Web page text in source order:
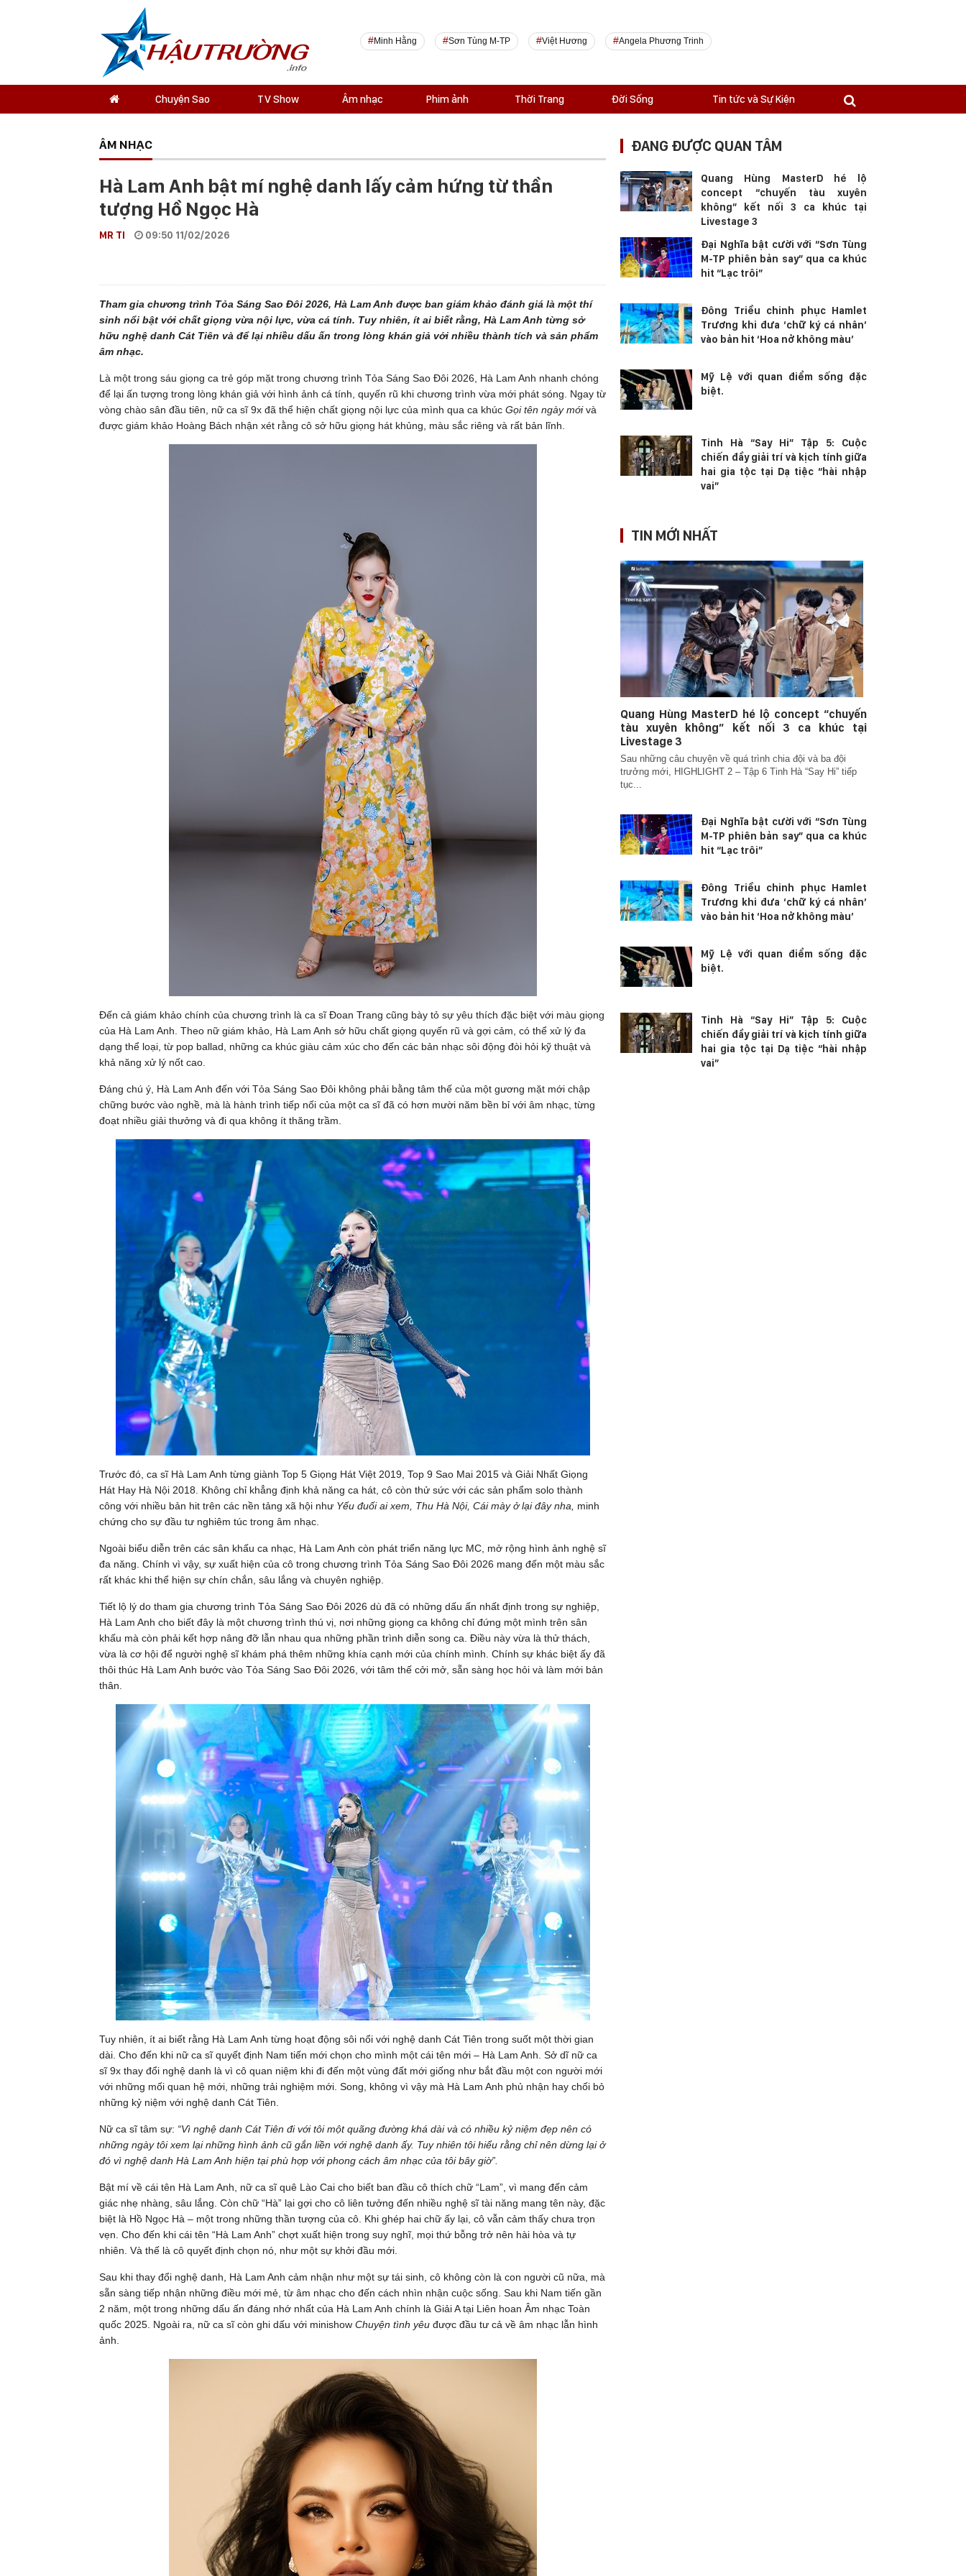
Minh Hằng Sơn Tùng M-TP Việt Hương Angela Phương Trinh
Chuyện Sao TV Show Âm nhạc Phim ảnh Thời Trang Đời Sống Tin tức và Sự Kiện
ÂM NHẠC
Hà Lam Anh bật mí nghệ danh lấy cảm hứng từ thần
tượng Hồ Ngọc Hà
MR TI 09:50 11/02/2026
Tham gia chương trình Tỏa Sáng Sao Đôi 2026, Hà Lam Anh được ban giám khảo đánh giá là một thí
sinh nổi bật với chất giọng vừa nội lực, vừa cá tính. Tuy nhiên, ít ai biết rằng, Hà Lam Anh từng sở
hữu nghệ danh Cát Tiên và để lại nhiều dấu ấn trong lòng khán giả với nhiều thành tích và sản phẩm
âm nhạc.
Là một trong sáu giọng ca trẻ góp mặt trong chương trình Tỏa Sáng Sao Đôi 2026, Hà Lam Anh nhanh chóng
để lại ấn tượng trong lòng khán giả với hình ảnh cá tính, quyến rũ khi chương trình vừa mới phát sóng. Ngay từ
vòng chào sân đầu tiên, nữ ca sĩ 9x đã thể hiện chất giọng nội lực của mình qua ca khúc Gọi tên ngày mớivà
được giám khảo Hoàng Bách nhận xét rằng cô sở hữu giọng hát khủng, màu sắc riêng và rất bản lĩnh.
Đến cả giám khảo chính của chương trình là ca sĩ Đoan Trang cũng bày tỏ sự yêu thích đặc biệt với màu giọng
của Hà Lam Anh. Theo nữ giám khảo, Hà Lam Anh sở hữu chất giọng quyến rũ và gợi cảm, có thể xử lý đa
dạng thể loại, từ pop ballad, những ca khúc giàu cảm xúc cho đến các bản nhạc sôi động đòi hỏi kỹ thuật và
khả năng xử lý nốt cao.
Đáng chú ý, Hà Lam Anh đến với Tỏa Sáng Sao Đôi không phải bằng tâm thế của một gương mặt mới chập
chững bước vào nghề, mà là hành trình tiếp nối của một ca sĩ đã có hơn mười năm bền bỉ với âm nhạc, từng
đoạt nhiều giải thưởng và đi qua không ít thăng trầm.
Trước đó, ca sĩ Hà Lam Anh từng giành Top 5 Giọng Hát Việt 2019, Top 9 Sao Mai 2015 và Giải Nhất Giọng
Hát Hay Hà Nội 2018. Không chỉ khẳng định khả năng ca hát, cô còn thử sức với các sản phẩm solo thành
công với nhiều bản hit trên các nền tảng xã hội như Yếu đuối ai xem, Thu Hà Nội, Cái mày ở lại đây nha, minh
chứng cho sự đầu tư nghiêm túc trong âm nhạc.
Ngoài biểu diễn trên các sân khấu ca nhạc, Hà Lam Anh còn phát triển năng lực MC, mở rộng hình ảnh nghệ sĩ
đa năng. Chính vì vậy, sự xuất hiện của cô trong chương trình Tỏa Sáng Sao Đôi 2026 mang đến một màu sắc
rất khác khi thể hiện sự chín chắn, sâu lắng và chuyên nghiệp.
Tiết lộ lý do tham gia chương trình Tỏa Sáng Sao Đôi 2026 dù đã có những dấu ấn nhất định trong sự nghiệp,
Hà Lam Anh cho biết đây là một chương trình thú vị, nơi những giọng ca không chỉ đứng một mình trên sân
khấu mà còn phải kết hợp nâng đỡ lẫn nhau qua những phần trình diễn song ca. Điều này vừa là thử thách,
vừa là cơ hội để người nghệ sĩ khám phá thêm những khía cạnh mới của chính mình. Chính sự khác biệt ấy đã
thôi thúc Hà Lam Anh bước vào Tỏa Sáng Sao Đôi 2026, với tâm thế cởi mở, sẵn sàng học hỏi và làm mới bản
thân.
Tuy nhiên, ít ai biết rằng Hà Lam Anh từng hoạt động sôi nổi với nghệ danh Cát Tiên trong suốt một thời gian
dài. Cho đến khi nữ ca sĩ quyết định Nam tiến mới chọn cho mình một cái tên mới – Hà Lam Anh. Sở dĩ nữ ca
sĩ 9x thay đổi nghệ danh là vì cô quan niệm khi đi đến một vùng đất mới giống như bắt đầu một con người mới
với những mối quan hệ mới, những trải nghiệm mới. Song, không vì vậy mà Hà Lam Anh phủ nhận hay chối bỏ
những kỷ niệm với nghệ danh Cát Tiên.
Nữ ca sĩ tâm sự: “Vì nghệ danh Cát Tiên đi với tôi một quãng đường khá dài và có nhiều kỷ niệm đẹp nên có
những ngày tôi xem lại những hình ảnh cũ gắn liền với nghệ danh ấy. Tuy nhiên tôi hiểu rằng chỉ nên dừng lại ở
đó vì nghệ danh Hà Lam Anh hiện tại phù hợp với phong cách âm nhạc của tôi bây giờ”.
Bật mí về cái tên Hà Lam Anh, nữ ca sĩ quê Lào Cai cho biết ban đầu cô thích chữ “Lam”, vì mang đến cảm
giác nhẹ nhàng, sâu lắng. Còn chữ “Hà” lại gợi cho cô liên tưởng đến nhiều nghệ sĩ tài năng mang tên này, đặc
biệt là Hồ Ngọc Hà – một trong những thần tượng của cô. Khi ghép hai chữ ấy lại, cô vẫn cảm thấy chưa trọn
vẹn. Cho đến khi cái tên “Hà Lam Anh” chợt xuất hiện trong suy nghĩ, mọi thứ bỗng trở nên hài hòa và tự
nhiên. Và thế là cô quyết định chọn nó, như một sự khởi đầu mới.
Sau khi thay đổi nghệ danh, Hà Lam Anh cảm nhận như một sự tái sinh, cô không còn là con người cũ nữa, mà
sẵn sàng tiếp nhận những điều mới mẻ, từ âm nhạc cho đến cách nhìn nhận cuộc sống. Sau khi Nam tiến gần
2 năm, một trong những dấu ấn đáng nhớ nhất của Hà Lam Anh chính là Giải A tại Liên hoan Âm nhạc Toàn
quốc 2025. Ngoài ra, nữ ca sĩ còn ghi dấu với minishow Chuyện tình yêu được đầu tư cả về âm nhạc lẫn hình
ảnh.
ĐANG ĐƯỢC QUAN TÂM
Quang Hùng MasterD hé lộ
concept “chuyến tàu xuyên
không” kết nối 3 ca khúc tại
Livestage 3
Đại Nghĩa bật cười với “Sơn Tùng
M-TP phiên bản say” qua ca khúc
hit “Lạc trôi”
Đông Triều chinh phục Hamlet
Trương khi đưa ‘chữ ký cá nhân’
vào bản hit ‘Hoa nở không màu’
Mỹ Lệ với quan điểm sống đặc
biệt.
Tinh Hà “Say Hi” Tập 5: Cuộc
chiến đầy giải trí và kịch tính giữa
hai gia tộc tại Dạ tiệc “hài nhập
vai”
TIN MỚI NHẤT
Quang Hùng MasterD hé lộ concept “chuyến
tàu xuyên không” kết nối 3 ca khúc tại
Livestage 3
Sau những câu chuyện về quá trình chia đội và ba đội
trưởng mới, HIGHLIGHT 2 – Tập 6 Tinh Hà “Say Hi” tiếp
tục...
Đại Nghĩa bật cười với “Sơn Tùng
M-TP phiên bản say” qua ca khúc
hit “Lạc trôi”
Đông Triều chinh phục Hamlet
Trương khi đưa ‘chữ ký cá nhân’
vào bản hit ‘Hoa nở không màu’
Mỹ Lệ với quan điểm sống đặc
biệt.
Tinh Hà “Say Hi” Tập 5: Cuộc
chiến đầy giải trí và kịch tính giữa
hai gia tộc tại Dạ tiệc “hài nhập
vai”